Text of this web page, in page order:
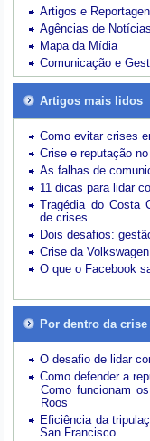
Artigos e
Agências de Notícias
Mapa da Mídia
Comunicação e
Artigos mais lidos
Como evitar crises
Crise e reputação
As falhas de
11 dicas para lidar
Tragédia do Costa
de crises
Dois desafios:
Crise da
O que o Facebook
Por dentro da crise
O desafio de lidar
Como defender a
Como funcionam
Roos
Eficiência da
San Francisco